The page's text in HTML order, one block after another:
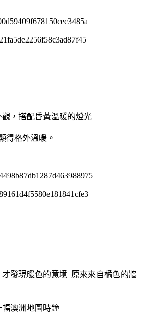
，搭配昏黃溫暖的燈光
得格外溫暖。
發現暖色的意境_原來來自橘色的牆
澳洲地圖時鐘